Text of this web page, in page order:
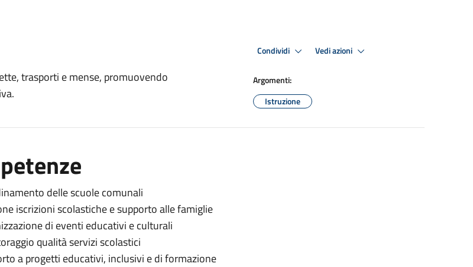
trasporti e mense, promuovendo
Condividi Vedi azioni
Argomenti:
Istruzione
delle scuole comunali
iscrizioni scolastiche e supporto alle famiglie
di eventi educativi e culturali
qualità servizi scolastici
a progetti educativi, inclusivi e di formazione